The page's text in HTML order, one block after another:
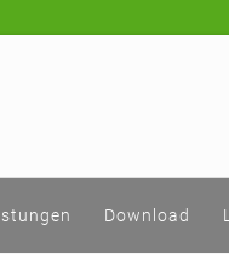
Download